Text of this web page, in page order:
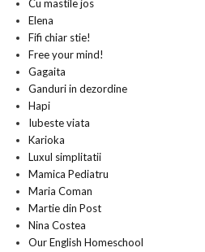
Cu mastile jos
Elena
Fifi chiar stie!
Free your mind!
Gagaita
Ganduri in dezordine
Hapi
Iubeste viata
Karioka
Luxul simplitatii
Mamica Pediatru
Maria Coman
Martie din Post
Nina Costea
Our English Homeschool